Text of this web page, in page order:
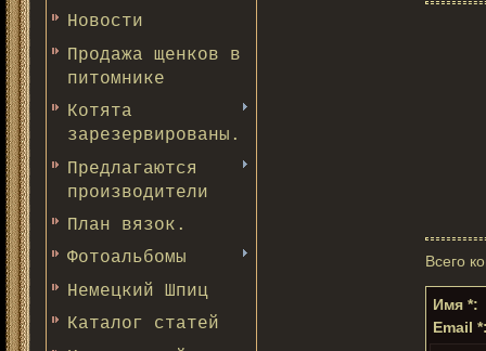
Новости
Продажа щенков в
питомнике
Котята
зарезервированы.
Предлагаются
производители
План вязок.
Фотоальбомы
Немецкий Шпиц
Каталог статей
Всего
Имя *:
Email